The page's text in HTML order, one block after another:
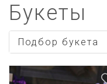
Букеты
Подбор букета